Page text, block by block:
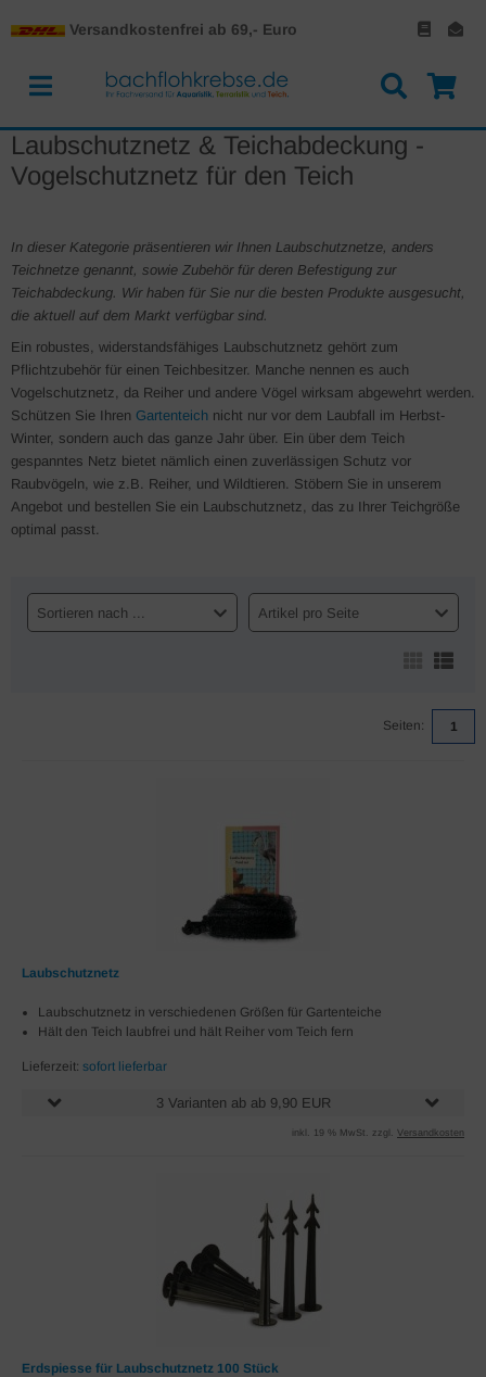
Versandkostenfrei ab 69,- Euro
Laubschutznetz & Teichabdeckung -
Vogelschutznetz für den Teich
In dieser Kategorie präsentieren wir Ihnen Laubschutznetze, anders
Teichnetze genannt, sowie Zubehör für deren Befestigung zur
Teichabdeckung. Wir haben für Sie nur die besten Produkte ausgesucht,
die aktuell auf dem Markt verfügbar sind.
Ein robustes, widerstandsfähiges Laubschutznetz gehört zum
Pflichtzubehör für einen Teichbesitzer. Manche nennen es auch
Vogelschutznetz, da Reiher und andere Vögel wirksam abgewehrt werden.
Schützen Sie Ihren Gartenteich nicht nur vor dem Laubfall im Herbst-
Winter, sondern auch das ganze Jahr über. Ein über dem Teich
gespanntes Netz bietet nämlich einen zuverlässigen Schutz vor
Raubvögeln, wie z.B. Reiher, und Wildtieren. Stöbern Sie in unserem
Angebot und bestellen Sie ein Laubschutznetz, das zu Ihrer Teichgröße
optimal passt.
Sortieren nach ... Artikel pro Seite
Seiten: 1
Laubschutznetz
Laubschutznetz in verschiedenen Größen für Gartenteiche
Hält den Teich laubfrei und hält Reiher vom Teich fern
Lieferzeit: sofort lieferbar
3 Varianten ab ab 9,90 EUR
inkl. 19 % MwSt. zzgl. Versandkosten
Erdspiesse für Laubschutznetz 100 Stück